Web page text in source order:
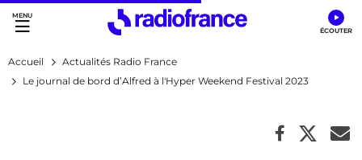
Accès direct :
Menu principal
Contenu
Accueil
Actualités Radio France
Le journal de bord d’Alfred à l'Hyper Weekend Festival 2023